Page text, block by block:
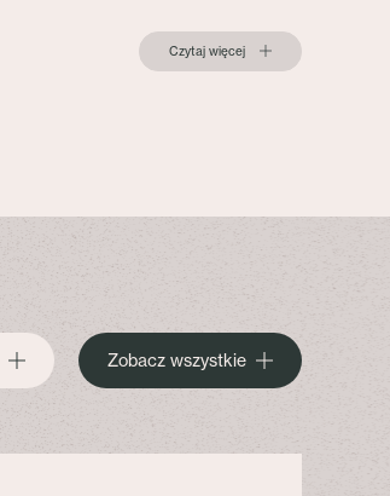
Czytaj więcej
Zobacz wszystkie